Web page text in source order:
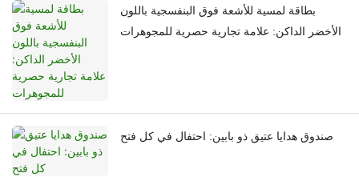
بطاقة لمسية للأشعة فوق البنفسجية باللون
الأخضر الداكن: علامة تجارية حصرية للمجوهرات
صندوق هدايا عتيق ذو بابين: احتفال في كل فتح